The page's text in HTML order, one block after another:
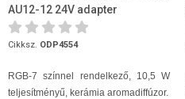
AU12-12 24V adapter
Cikksz. ODP4554
RGB-7 színnel rendelkező, 10,5 W
teljesítményű, kerámia aromadiffúzor.